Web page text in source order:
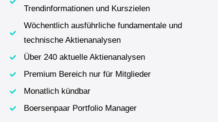
Trendinformationen und Kurszielen
Wöchentlich ausführliche fundamentale und
technische Aktienanalysen
Über 240 aktuelle Aktienanalysen
Premium Bereich nur für Mitglieder
Monatlich kündbar
Boersenpaar Portfolio Manager